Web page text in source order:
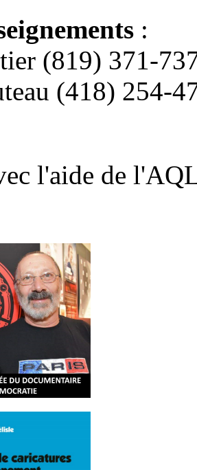
:
(819) 371-
(418) 254-
l'aide de